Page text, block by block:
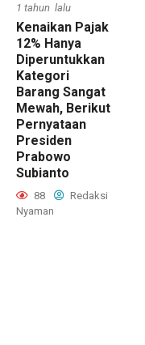
1 tahun lalu
Kenaikan Pajak
12% Hanya
Diperuntukkan
Kategori
Barang Sangat
Mewah, Berikut
Pernyataan
Presiden
Prabowo
Subianto
88
Redaksi
Nyaman